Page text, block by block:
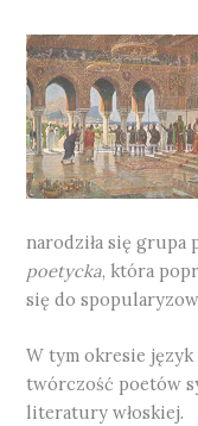
narodziła się grupa
poetycka, która
się do
W tym okresie
twórczość poetów
literatury włoskiej.